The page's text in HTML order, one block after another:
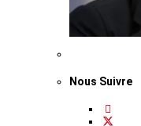
Nous Suivre